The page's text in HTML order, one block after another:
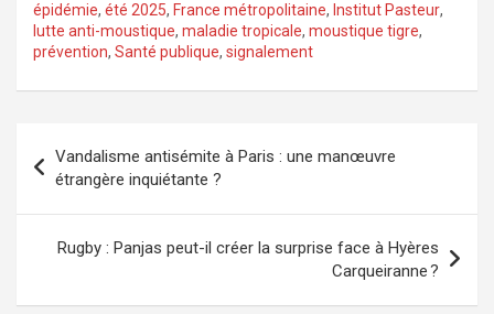
épidémie, été 2025, France métropolitaine, Institut Pasteur,
lutte anti-moustique, maladie tropicale, moustique tigre,
prévention, Santé publique, signalement
de
l’article
Vandalisme antisémite à Paris : une manœuvre
étrangère inquiétante ?
Rugby : Panjas peut-il créer la surprise face à Hyères
Carqueiranne ?